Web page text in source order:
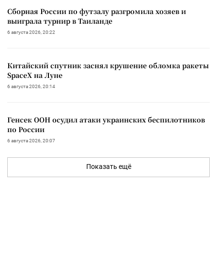
Сборная России по футзалу разгромила хозяев и
выиграла турнир в Таиланде
6 августа 2026, 20:22
Китайский спутник заснял крушение обломка ракеты
SpaceX на Луне
6 августа 2026, 20:14
Генсек ООН осудил атаки украинских беспилотников
по России
6 августа 2026, 20:07
Показать ещё